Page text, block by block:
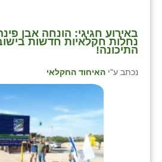
באירוע חגיגי: הונחה אבן
נחלות חקלאיות חדשות
התיכונה!
נכתב ע"י האיחוד החקלאי